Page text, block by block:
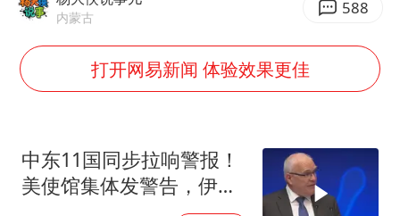
夏日经济乘“热”而上 消费市场向“新”而行
宇树王兴兴被问了360多个问题
全民健身事业高质量发展
内蒙古 588
打开网易新闻 体验效果更佳
中东11国同步拉响警报！
美使馆集体发警告，伊朗